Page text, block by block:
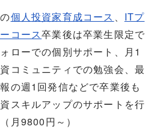
個人投資家育成コース 、 ITプ
コース卒業後は卒業生限定で
ローでの個別サポート、月1
コミュニティでの勉強会、最
の週1回発信などで卒業後も
スキルアップのサポートを行
月9800円～）